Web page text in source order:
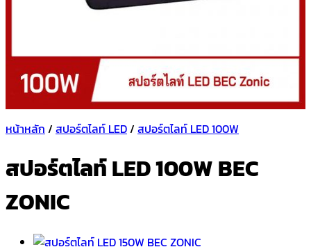
หน้าหลัก / สปอร์ตไลท์ LED/ สปอร์ตไลท์ LED 100W
สปอร์ตไลท์ LED 100W BEC
ZONIC